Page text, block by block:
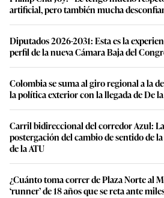
artificial, pero también mucha
Diputados 2026-2031: Esta es la
perfil de la nueva Cámara Baja del
Colombia se suma al giro regional a la
la política exterior con la llegada de De
Carril bidireccional del corredor Azul:
postergación del cambio de sentido de
de la ATU
¿Cuánto toma correr de Plaza Norte al
‘runner’ de 18 años que se reta ante